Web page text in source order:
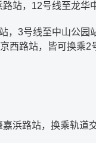
站，12号线至龙华
，3号线至中山公
西路站，皆可换乘
浜路站，换乘轨道